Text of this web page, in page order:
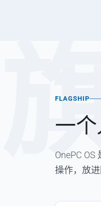
FLAGSHIP
一
OnePC
操作，放